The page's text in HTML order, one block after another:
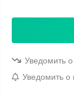
Уведомить
Уведомить о